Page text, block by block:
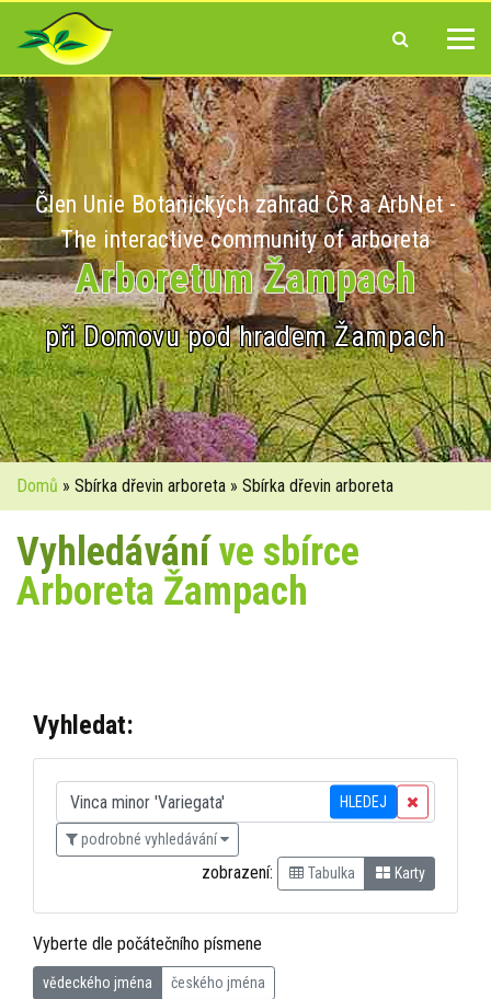
Člen Unie Botanických zahrad ČR a ArbNet -
The interactive community of arboreta
Arboretum Žampach
při Domovu pod hradem Žampach
Domů » Sbírka dřevin arboreta » Sbírka dřevin arboreta
Vyhledáváníve sbírce
Arboreta Žampach
Vyhledat:
HLEDEJ
podrobné vyhledávání
zobrazení: Tabulka Karty
Vyberte dle počátečního písmene
vědeckého jména českého jména